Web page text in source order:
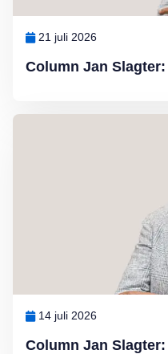
Column Jan
21 juli 2026
Column Jan
14 juli 2026
Lees meer over Column Jan